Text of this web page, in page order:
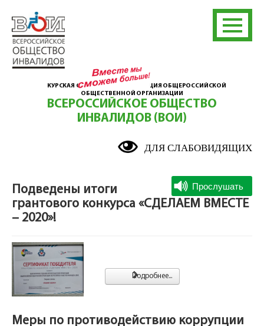
КУРСКАЯ ОБЛАСТНАЯ ОРГАНИЗАЦИЯ ОБЩЕРОССИЙСКОЙ
ОБЩЕСТВЕННОЙ ОРГАНИЗАЦИИ
ВСЕРОССИЙСКОЕ ОБЩЕСТВО
ИНВАЛИДОВ (ВОИ)
ДЛЯ СЛАБОВИДЯЩИХ
Подведены итоги
грантового конкурса «СДЕЛАЕМ ВМЕСТЕ
– 2020»!
Подробнее...
Меры по противодействию коррупции